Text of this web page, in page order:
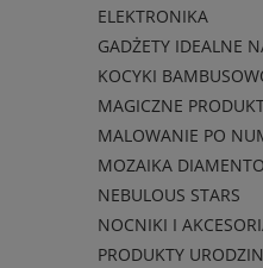
ELEKTRONIKA
GADŻETY IDEALNE
KOCYKI
MAGICZNE
MALOWANIE PO
MOZAIKA
NEBULOUS STARS
NOCNIKI I
PRODUKTY